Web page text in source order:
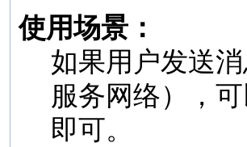
使用场景：
如果用户发送
服务网络），
即可。